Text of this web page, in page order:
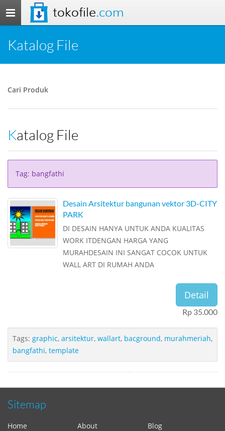
Toggle
navigation
tokofile.com
Katalog File
Cari Produk
Katalog File
Tag: bangfathi
Desain Arsitektur bangunan vektor 3D-CITY
PARK
DI DESAIN HANYA UNTUK ANDA KUALITAS
WORK ITDENGAN HARGA YANG
MURAHDESAIN INI SANGAT COCOK UNTUK
WALL ART DI RUMAH ANDA
Detail
Rp 35.000
Tags: graphic, arsitektur, wallart, bacground, murahmeriah,
bangfathi, template
Sitemap
Home About
Blog